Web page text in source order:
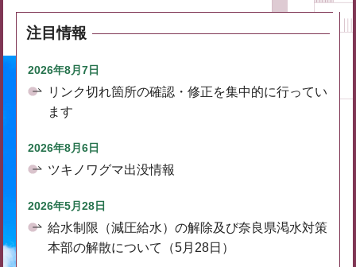
注目情報
2026年8月7日
リンク切れ箇所の確認・修正を集中的に行ってい
ます
2026年8月6日
ツキノワグマ出没情報
2026年5月28日
給水制限（減圧給水）の解除及び奈良県渇水対策
本部の解散について（5月28日）